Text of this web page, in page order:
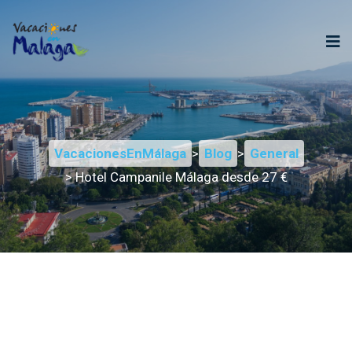
VacacionesEnMálaga > Blog > General
> Hotel Campanile Málaga desde 27 €